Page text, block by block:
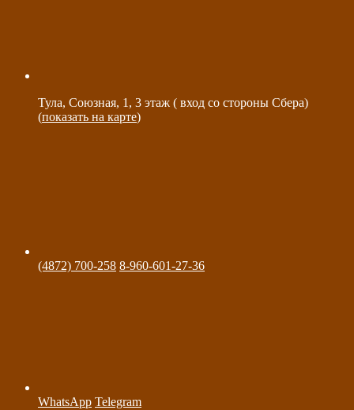
Тула, Союзная, 1, 3 этаж ( вход со стороны Сбера)
(показать на карте)
(4872) 700-258 8-960-601-27-36
WhatsApp Telegram